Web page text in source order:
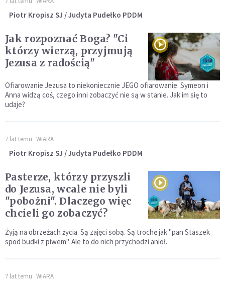
Piotr Kropisz SJ / Judyta Pudełko PDDM
Jak rozpoznać Boga? "Ci
którzy wierzą, przyjmują
Jezusa z radością"
Ofiarowanie Jezusa to niekoniecznie JEGO ofiarowanie. Symeon i
Anna widzą coś, czego inni zobaczyć nie są w stanie. Jak im się to
udaje?
7 lat temu WIARA
Piotr Kropisz SJ / Judyta Pudełko PDDM
Pasterze, którzy przyszli
do Jezusa, wcale nie byli
"pobożni". Dlaczego więc
chcieli go zobaczyć?
Żyją na obrzeżach życia. Są zajęci sobą. Są trochę jak "pan Staszek
spod budki z piwem". Ale to do nich przychodzi anioł.
7 lat temu WIARA